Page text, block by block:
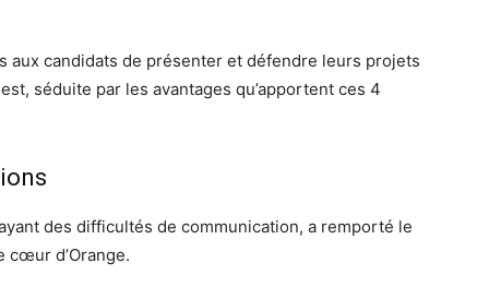
aux candidats de présenter et défendre leurs projets
séduite par les avantages qu’apportent ces 4
des difficultés de communication, a remporté le
cœur d’Orange.